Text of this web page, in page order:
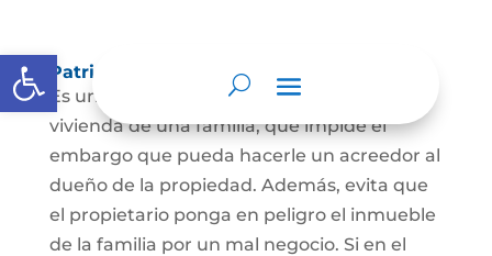
Abrir barra de herramientas
Patrimonio de familia inembargable
Es una clase especial de protección de la
vivienda de una familia, que impide el
embargo que pueda hacerle un acreedor al
dueño de la propiedad. Además, evita que
el propietario ponga en peligro el inmueble
de la familia por un mal negocio. Si en el